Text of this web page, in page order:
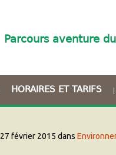
Parcours aventure
HORAIRES ET TARIFS
27 février 2015 dans